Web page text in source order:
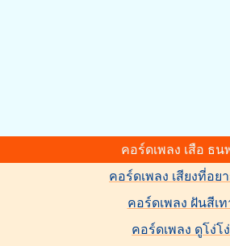
คอร์ดเพลง เสือ ธน
คอร์ดเพลง เสียงที่อย
คอร์ดเพลง ฝันสีเท
คอร์ดเพลง ดูโง่โง่